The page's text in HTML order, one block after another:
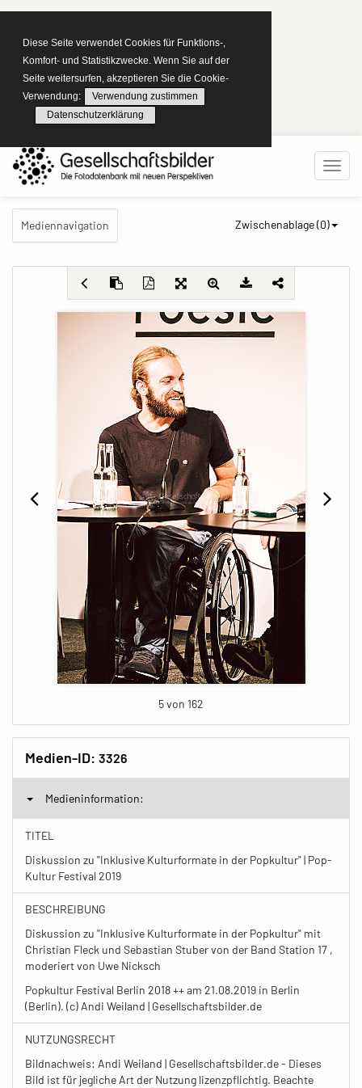
Diese Seite verwendet Cookies für Funktions-,
Komfort- und Statistikzwecke. Wenn Sie auf der
Seite weitersurfen, akzeptieren Sie die Cookie-
Verwendung:
Verwendung zustimmen
Datenschutzerklärung
Mediennavigation Zwischenablage (0)
5 von 162
Medien-ID: 3326
Medieninformation:
TITEL
Diskussion zu "Inklusive Kulturformate in der Popkultur" | Pop-
Kultur Festival 2019
BESCHREIBUNG
Diskussion zu "Inklusive Kulturformate in der Popkultur" mit
Christian Fleck und Sebastian Stuber von der Band Station 17 ,
moderiert von Uwe Nicksch
Popkultur Festival Berlin 2018 ++ am 21.08.2019 in Berlin
(Berlin). (c) Andi Weiland | Gesellschaftsbilder.de
NUTZUNGSRECHT
Bildnachweis: Andi Weiland | Gesellschaftsbilder.de - Dieses
Bild ist für jegliche Art der Nutzung lizenzpflichtig. Beachte